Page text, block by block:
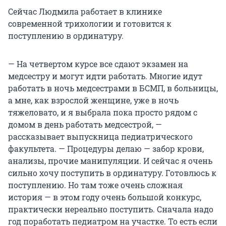
Сейчас Людмила работает в клинике
современной трихологии и готовится к
поступлению в ординатуру.
— На четвертом курсе все сдают экзамен на
медсестру и могут идти работать. Многие идут
работать в ночь медсестрами в БСМП, в больницы,
а мне, как взрослой женщине, уже в ночь
тяжеловато, и я выбрала пока просто рядом с
домом в день работать медсестрой, —
рассказывает выпускница педиатрического
факультета. — Процедуры делаю — забор крови,
анализы, прочие манипуляции. И сейчас я очень
сильно хочу поступить в ординатуру. Готовлюсь к
поступлению. Но там тоже очень сложная
история — в этом году очень большой конкурс,
практически нереально поступить. Сначала надо
год поработать педиатром на участке. То есть если